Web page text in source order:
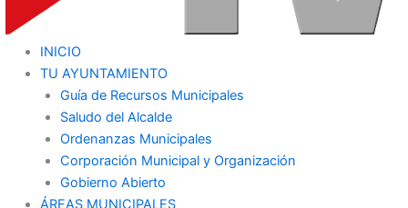
INICIO
TU AYUNTAMIENTO
Guía de Recursos Municipales
Saludo del Alcalde
Ordenanzas Municipales
Corporación Municipal y Organización
Gobierno Abierto
ÁREAS MUNICIPALES